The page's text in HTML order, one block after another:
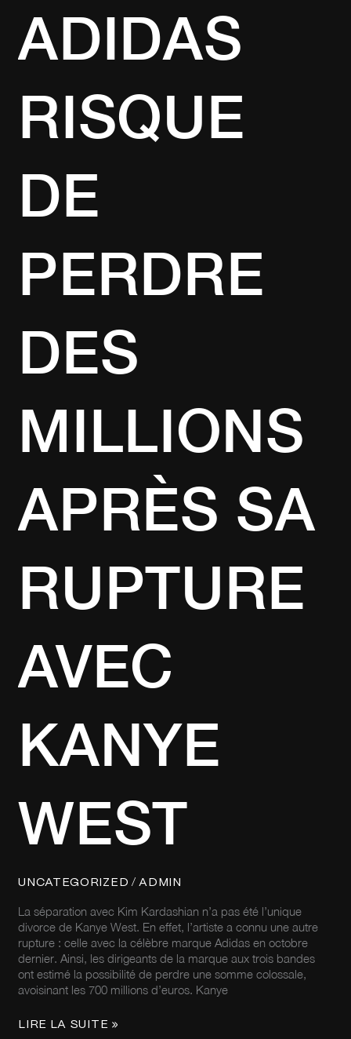
ADIDAS
RISQUE
DE
PERDRE
DES
MILLIONS
APRÈS SA
RUPTURE
AVEC
KANYE
WEST
UNCATEGORIZED / ADMIN
La séparation avec Kim Kardashian n’a pas été l’unique
divorce de Kanye West. En effet, l’artiste a connu une autre
rupture : celle avec la célèbre marque Adidas en octobre
dernier. Ainsi, les dirigeants de la marque aux trois bandes
ont estimé la possibilité de perdre une somme colossale,
avoisinant les 700 millions d’euros. Kanye
LIRE LA SUITE »